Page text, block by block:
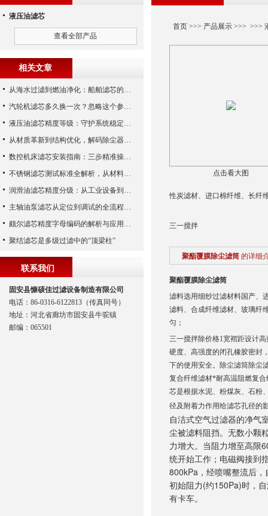
首页>>> 产品展示>>> >>>
点击看大图
性炭滤材、进口棉纤维、长纤
三一搅拌
聚酯覆膜除尘滤筒 的详细
聚酯覆膜除尘滤筒
滤料选用细纱过滤材料国产、
滤料、合成纤维滤材、玻璃纤
匀；
三一搅拌除价格1宽褶距设计
硬度、高强度的闭孔橡胶密封
下的使用安全。除尘滤筒除尘
复合纤维滤材*耐高温阻燃复
芯是根据水泥、粉煤灰、石粉
径及附着力作用给滤芯孔径的
自洁式空气过滤器的净气
尘被滤料阻挡。无数小颗
力增大。当阻力增至高限
统开始工作；电磁阀接到
800kPa，经喷嘴整流后
初始阻力(约150Pa)时，
有卡车。
液压油滤芯
查看全部产品
相关文章
从海水过滤到燃油净化：船舶滤芯的多场景应用解析
汽轮机滤芯多久换一次？忽略这个参数，机组非停损失可能上百万！
液压油滤芯精度等级：守护系统稳定与寿命的“微米标尺”
从材质革新到结构优化，解码除尘器滤芯性能跃升的核心逻辑
数控机床滤芯安装指南：三步精准操作，杜绝设备“亚健康”
不锈钢滤芯测试标准全解析，从材料性能到应用场景的严苛验证
润滑油滤芯精度分级：从工业设备到精密系统的过滤密码
主轴油泵滤芯从定位到调试的全流程解析
颇尔滤芯精度字母编码的解析与应用指南
聚结滤芯是多级过滤中的“顶梁柱”
联系我们
固安县慷硕佳过滤设备制造有限公司
电话：86-0316-6122813（传真同号）
地址：河北省廊坊市固安县牛驼镇
邮编：065501